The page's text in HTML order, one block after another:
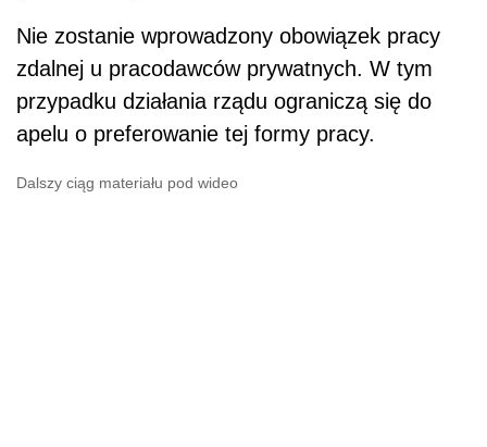
Nie zostanie wprowadzony obowiązek pracy
zdalnej u pracodawców prywatnych. W tym
przypadku działania rządu ograniczą się do
apelu o preferowanie tej formy pracy.
Dalszy ciąg materiału pod wideo